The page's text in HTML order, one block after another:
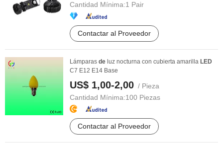
Cantidad Mínima:1 Pair
Contactar al Proveedor
Lámparas de luz nocturna con cubierta amarilla LED
C7 E12 E14 Base
US$ 1,00-2,00 / Pieza
Cantidad Mínima:100 Piezas
Contactar al Proveedor